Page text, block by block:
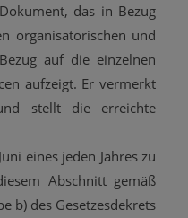
das in Bezug
organisatorischen und
auf die einzelnen
aufzeigt. Er vermerkt
stellt die erreichte
eines jeden Jahres zu
Abschnitt gemäß
b) des Gesetzesdekrets